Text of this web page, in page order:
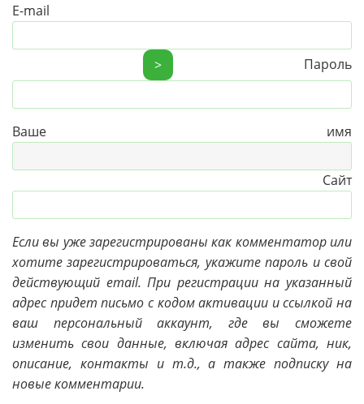
E-mail
> Пароль
Ваше имя
Сайт
Если вы уже зарегистрированы как комментатор или
хотите зарегистрироваться, укажите пароль и свой
действующий email. При регистрации на указанный
адрес придет письмо с кодом активации и ссылкой на
ваш персональный аккаунт, где вы сможете
изменить свои данные, включая адрес сайта, ник,
описание, контакты и т.д., а также подписку на
новые комментарии.